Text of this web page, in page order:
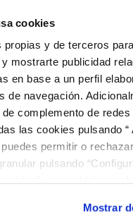
cookies
y de terceros
mostrarte publicidad
en base a un perfil
de navegación.
complemento de
las cookies pulsando “
puedes permitir o
pulsando
Mostrar
en la gestión
la mano de